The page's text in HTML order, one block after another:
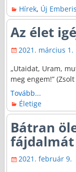
Hírek, Új
Az élet
2021. március 1.
„Utaidat, Uram,
meg engem!” (Zsolt
Tovább...
Életige
Bátran
fájdalmát
2021. február 9.